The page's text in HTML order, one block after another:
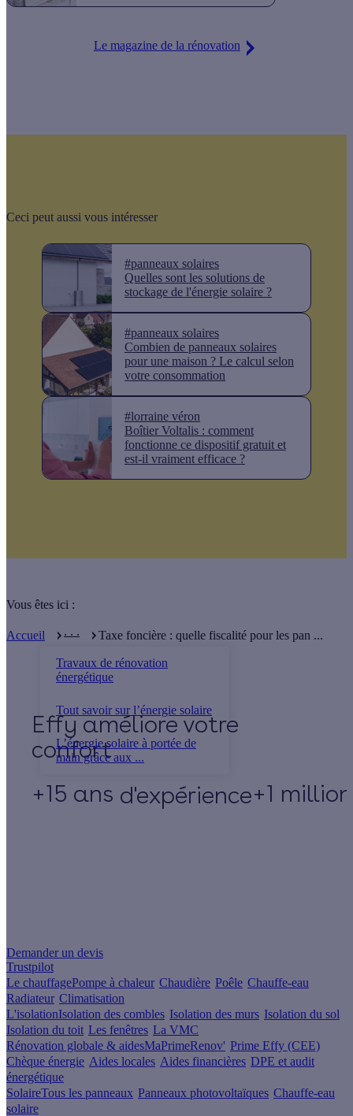
Le magazine de la rénovation
Ceci peut aussi vous intéresser
#panneaux solaires
Quelles sont les solutions de
stockage de l'énergie solaire ?
#panneaux solaires
Combien de panneaux solaires
pour une maison ? Le calcul selon
votre consommation
#lorraine véron
Boîtier Voltalis : comment
fonctionne ce dispositif gratuit et
est-il vraiment efficace ?
Vous êtes ici :
Accueil . . .
Travaux de rénovation
énergétique
Tout savoir sur l’énergie solaire
L’énergie solaire à portée de
main grâce aux ...
Taxe foncière : quelle fiscalité pour les pan ...
Effy
+15 ans d'expérience+1
Demander un devis
Trustpilot
Le chauffagePompe à chaleur Chaudière Poêle Chauffe-eau
Radiateur Climatisation
L'isolationIsolation des combles Isolation des murs Isolation du sol
Isolation du toit Les fenêtres La VMC
Rénovation globale & aidesMaPrimeRenov' Prime Effy (CEE)
Chèque énergie Aides locales Aides financières DPE et audit
énergétique
SolaireTous les panneaux Panneaux photovoltaïques Chauffe-eau
solaire